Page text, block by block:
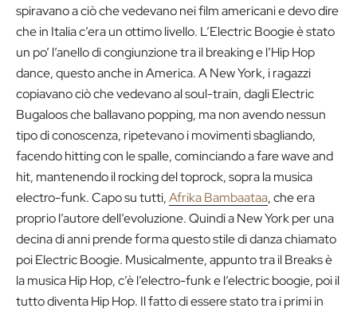
spiravano a ciò che vedevano nei film americani e devo dire
che in Italia c’era un ottimo livello. L’Electric Boogie è stato
un po’ l’anello di congiunzione tra il breaking e l’Hip Hop
dance, questo anche in America. A New York, i ragazzi
copiavano ciò che vedevano al soul-train, dagli Electric
Bugaloos che ballavano popping, ma non avendo nessun
tipo di conoscenza, ripetevano i movimenti sbagliando,
facendo hitting con le spalle, cominciando a fare wave and
hit, mantenendo il rocking del toprock, sopra la musica
electro-funk. Capo su tutti,Afrika Bambaataa, che era
proprio l’autore dell’evoluzione. Quindi a New York per una
decina di anni prende forma questo stile di danza chiamato
poi Electric Boogie. Musicalmente, appunto tra il Breaks è
la musica Hip Hop, c’è l’electro-funk e l’electric boogie, poi il
tutto diventa Hip Hop. Il fatto di essere stato tra i primi in